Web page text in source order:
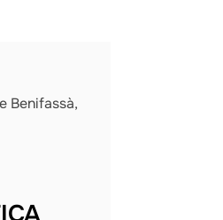
Benifassà,